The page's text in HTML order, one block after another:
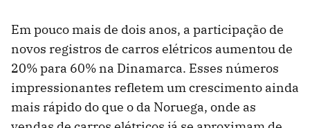
Em pouco mais de dois anos, a participação de
novos registros de carros elétricos aumentou de
20% para 60% na Dinamarca. Esses números
impressionantes refletem um crescimento ainda
mais rápido do que o da Noruega, onde as